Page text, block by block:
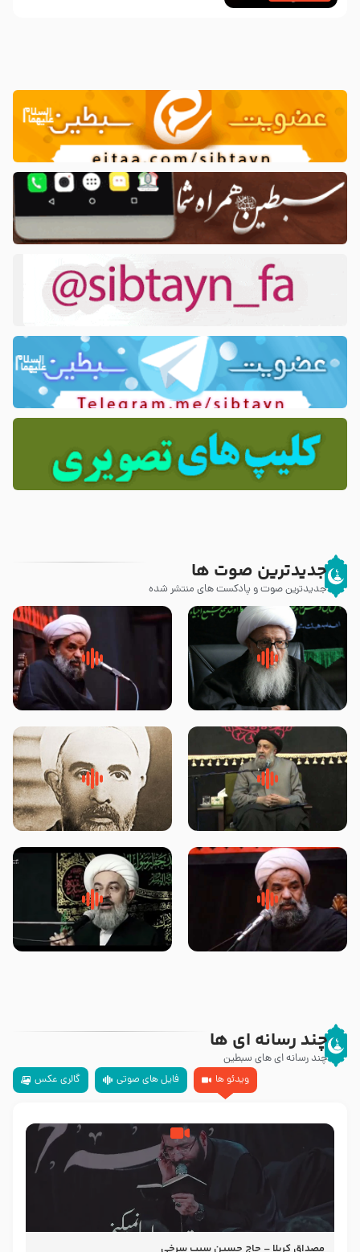
جدیدترین صوت ها
جدیدترین صوت و پادکست های منتشر شده
زوّار اربعین امام حسین (علیه
السلام) با این اشتیاق به زیارت
روضه جانسوز پاره های جگر امام
حسن مجتبی علیه السلام-حجت
لقب حضرت رقیه سلام الله علیها به
چه معناست – حجت الاسلام علوی
روضه‌ی مجلس یزید ملعون و
اسارت اهل‌بیت علیهم‌السلام –
محدث زاده
سلام جوانی که امام حسین علیه
السلام خودش جوابش را دادند
زیارتی که اسباب رزق زیاد و عمر
طولانی است حجت السلام حسین
چند رسانه ای ها
چند رسانه ای های سبطین
ویدئو ها
فایل های صوتی گالری عکس
مصداق کربلا – حاج حسین سیب سرخی